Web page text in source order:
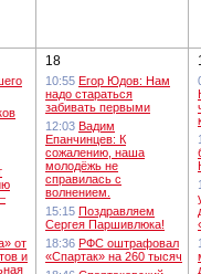
от
и
18
10:55 Егор Юдов: Нам
надо стараться
забивать первыми
12:03 Вадим
Епанчинцев: К
сожалению, наша
молодёжь не
справилась с
волнением.
15:15 Поздравляем
Сергея Паршивлюка!
18:36 РФС оштрафовал
«Спартак» на 260 тысяч